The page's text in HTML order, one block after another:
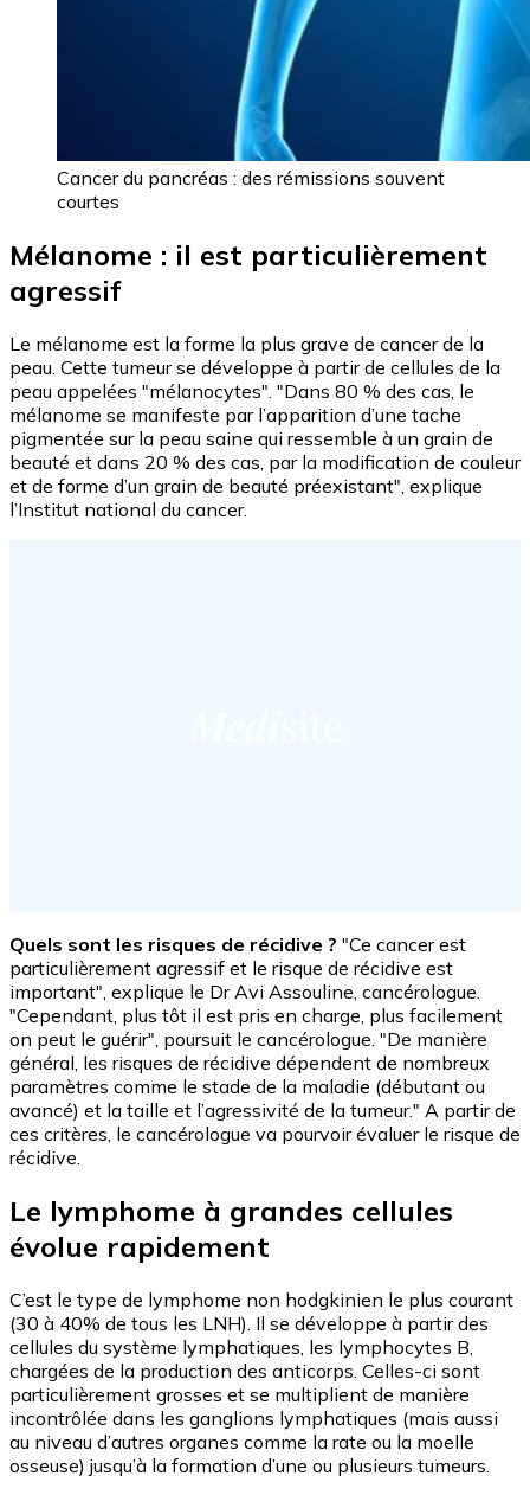
Cancer du pancréas : des rémissions souvent
courtes
Mélanome : il est particulièrement
agressif
Le mélanome est la forme la plus grave de cancer de la
peau. Cette tumeur se développe à partir de cellules de la
peau appelées "mélanocytes". "Dans 80 % des cas, le
mélanome se manifeste par l’apparition d’une tache
pigmentée sur la peau saine qui ressemble à un grain de
beauté et dans 20 % des cas, par la modification de couleur
et de forme d’un grain de beauté préexistant", explique
l’Institut national du cancer.
Quels sont les risques de récidive ? "Ce cancer est
particulièrement agressif et le risque de récidive est
important", explique le Dr Avi Assouline, cancérologue.
"Cependant, plus tôt il est pris en charge, plus facilement
on peut le guérir", poursuit le cancérologue. "De manière
général, les risques de récidive dépendent de nombreux
paramètres comme le stade de la maladie (débutant ou
avancé) et la taille et l’agressivité de la tumeur." A partir de
ces critères, le cancérologue va pourvoir évaluer le risque de
récidive.
Le lymphome à grandes cellules
évolue rapidement
C’est le type de lymphome non hodgkinien le plus courant
(30 à 40% de tous les LNH). Il se développe à partir des
cellules du système lymphatiques, les lymphocytes B,
chargées de la production des anticorps. Celles-ci sont
particulièrement grosses et se multiplient de manière
incontrôlée dans les ganglions lymphatiques (mais aussi
au niveau d’autres organes comme la rate ou la moelle
osseuse) jusqu’à la formation d’une ou plusieurs tumeurs.